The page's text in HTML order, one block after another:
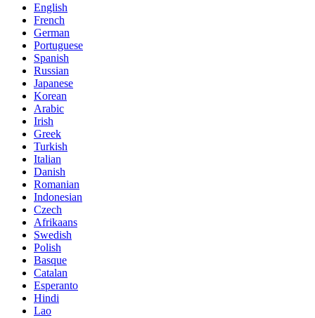
English
French
German
Portuguese
Spanish
Russian
Japanese
Korean
Arabic
Irish
Greek
Turkish
Italian
Danish
Romanian
Indonesian
Czech
Afrikaans
Swedish
Polish
Basque
Catalan
Esperanto
Hindi
Lao